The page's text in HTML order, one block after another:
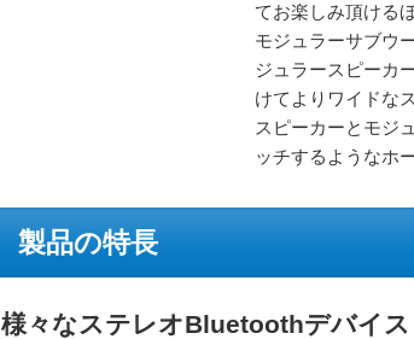
てお楽しみ頂ける
モジュラーサブウ
ジュラースピーカ
けてよりワイドな
スピーカーとモジ
ッチするようなホ
製品の特長
様々なステレオBluetoothデバイ